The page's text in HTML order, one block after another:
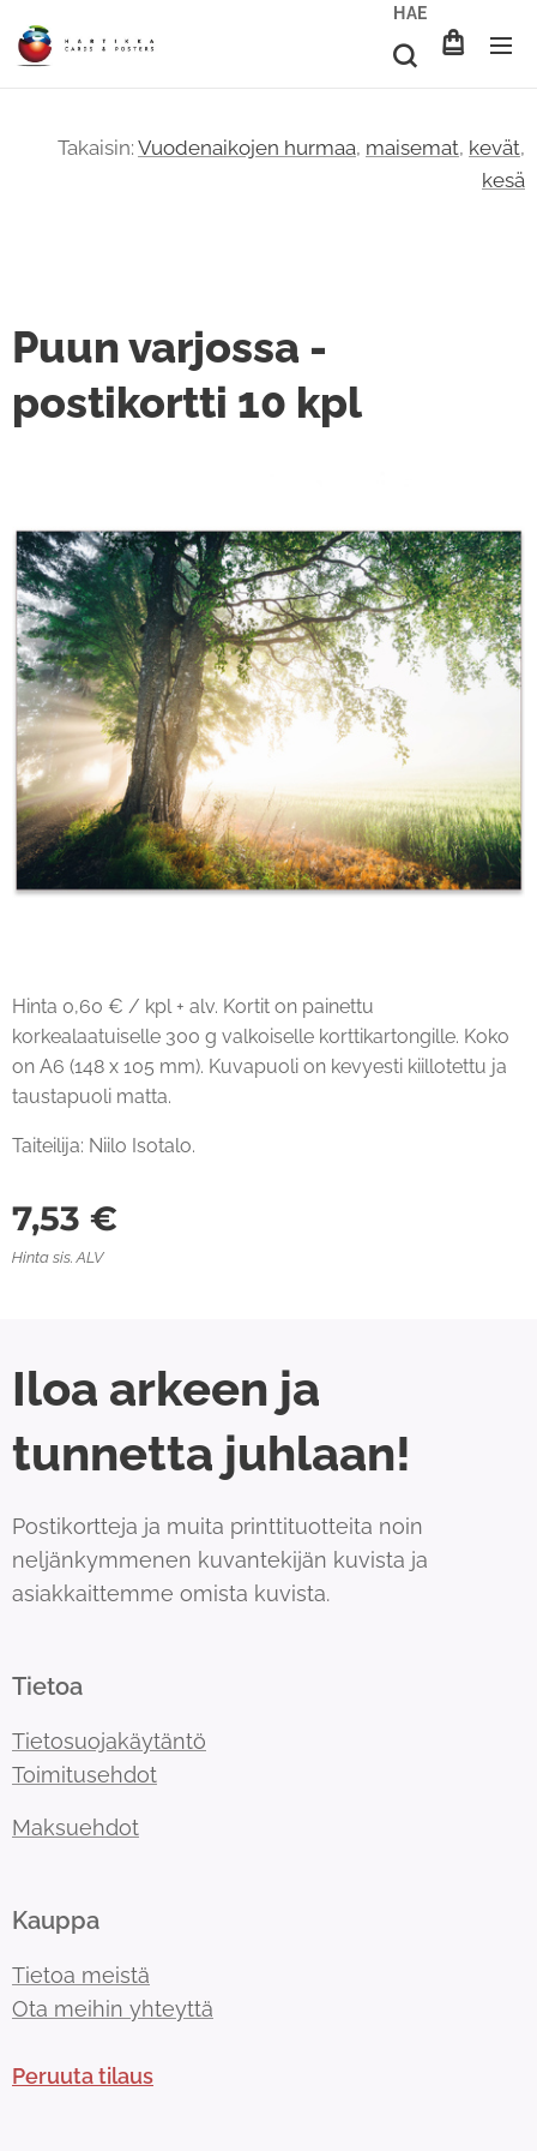
HAE
Takaisin: Vuodenaikojen hurmaa, maisemat, kevät,
kesä
Puun varjossa -
postikortti 10 kpl
Hinta 0,60 € / kpl + alv. Kortit on painettu
korkealaatuiselle 300 g valkoiselle korttikartongille. Koko
on A6 (148 x 105 mm). Kuvapuoli on kevyesti kiillotettu ja
taustapuoli matta.
Taiteilija: Niilo Isotalo.
7,53 €
Hinta sis. ALV
Iloa arkeen ja
tunnetta juhlaan!
Postikortteja ja muita printtituotteita noin
neljänkymmenen kuvantekijän kuvista ja
asiakkaittemme omista kuvista.
Tietoa
Tietosuojakäytäntö
Toimitusehdot
Maksuehdot
Kauppa
Tietoa meistä
Ota meihin yhteyttä
Peruuta tilaus